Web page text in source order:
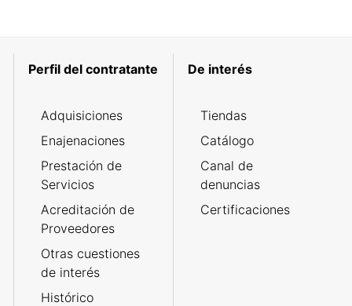
Perfil del contratante
Adquisiciones
Enajenaciones
Prestación de
Servicios
Acreditación de
Proveedores
Otras cuestiones
de interés
Histórico
De interés
Tiendas
Catálogo
Canal de
denuncias
Certificaciones